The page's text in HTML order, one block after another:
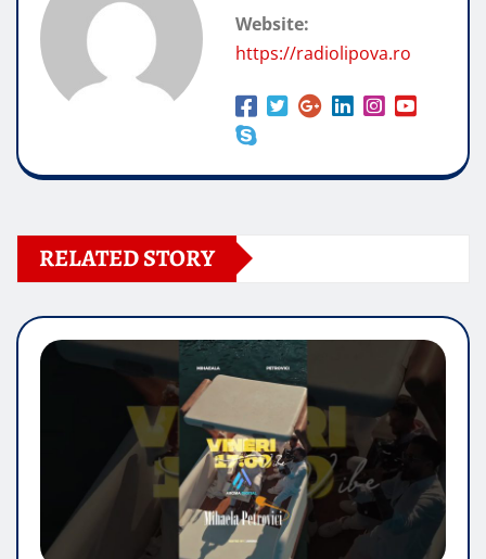
Website:
https://radiolipova.ro
RELATED STORY